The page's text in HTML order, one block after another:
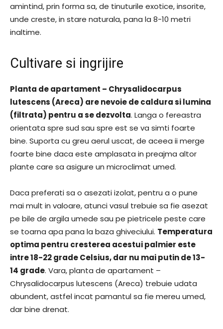
amintind, prin forma sa, de tinuturile exotice, insorite,
unde creste, in stare naturala, pana la 8-10 metri
inaltime.
Cultivare si ingrijire
Planta de apartament – Chrysalidocarpus
lutescens (Areca) are nevoie de caldura si lumina
(filtrata) pentru a se dezvolta. Langa o fereastra
orientata spre sud sau spre est se va simti foarte
bine. Suporta cu greu aerul uscat, de aceea ii merge
foarte bine daca este amplasata in preajma altor
plante care sa asigure un microclimat umed.
Daca preferati sa o asezati izolat, pentru a o pune
mai mult in valoare, atunci vasul trebuie sa fie asezat
pe bile de argila umede sau pe pietricele peste care
se toarna apa pana la baza ghiveciului. Temperatura
optima pentru cresterea acestui palmier este
intre 18-22 grade Celsius, dar nu mai putin de 13-
14 grade. Vara, planta de apartament –
Chrysalidocarpus lutescens (Areca) trebuie udata
abundent, astfel incat pamantul sa fie mereu umed,
dar bine drenat.